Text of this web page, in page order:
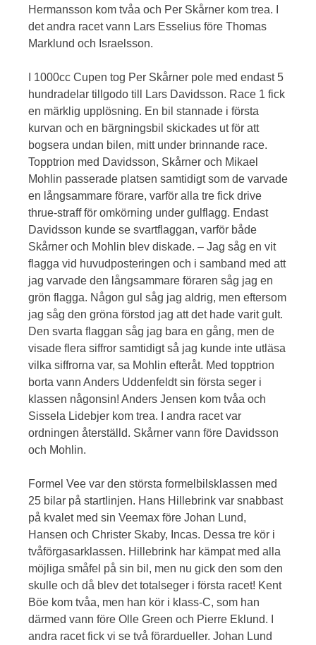
Hermansson kom tvåa och Per Skårner kom trea. I
det andra racet vann Lars Esselius före Thomas
Marklund och Israelsson.
I 1000cc Cupen tog Per Skårner pole med endast 5
hundradelar tillgodo till Lars Davidsson. Race 1 fick
en märklig upplösning. En bil stannade i första
kurvan och en bärgningsbil skickades ut för att
bogsera undan bilen, mitt under brinnande race.
Topptrion med Davidsson, Skårner och Mikael
Mohlin passerade platsen samtidigt som de varvade
en långsammare förare, varför alla tre fick drive
thrue-straff för omkörning under gulflagg. Endast
Davidsson kunde se svartflaggan, varför både
Skårner och Mohlin blev diskade. – Jag såg en vit
flagga vid huvudposteringen och i samband med att
jag varvade den långsammare föraren såg jag en
grön flagga. Någon gul såg jag aldrig, men eftersom
jag såg den gröna förstod jag att det hade varit gult.
Den svarta flaggan såg jag bara en gång, men de
visade flera siffror samtidigt så jag kunde inte utläsa
vilka siffrorna var, sa Mohlin efteråt. Med topptrion
borta vann Anders Uddenfeldt sin första seger i
klassen någonsin! Anders Jensen kom tvåa och
Sissela Lidebjer kom trea. I andra racet var
ordningen återställd. Skårner vann före Davidsson
och Mohlin.
Formel Vee var den största formelbilsklassen med
25 bilar på startlinjen. Hans Hillebrink var snabbast
på kvalet med sin Veemax före Johan Lund,
Hansen och Christer Skaby, Incas. Dessa tre kör i
tvåförgasarklassen. Hillebrink har kämpat med alla
möjliga småfel på sin bil, men nu gick den som den
skulle och då blev det totalseger i första racet! Kent
Böe kom tvåa, men han kör i klass-C, som han
därmed vann före Olle Green och Pierre Eklund. I
andra racet fick vi se två förardueller. Johan Lund